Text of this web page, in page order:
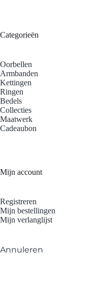
Categorieën
Oorbellen
Armbanden
Kettingen
Ringen
Bedels
Collecties
Maatwerk
Cadeaubon
Mijn account
Registreren
Mijn bestellingen
Mijn verlanglijst
Annuleren